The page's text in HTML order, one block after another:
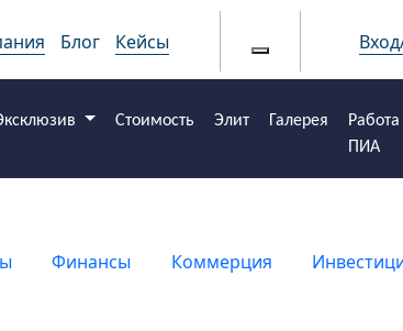
Блог Кейсы
Стоимость Элит Галерея
Работа
ПИА
Финансы Коммерция